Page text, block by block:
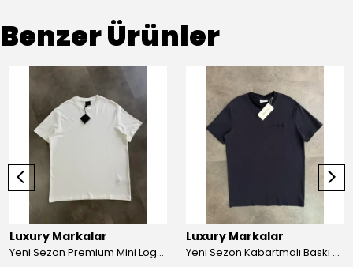
Benzer Ürünler
Luxury Markalar
Yeni Sezon Premium Mini Logo Basic-shirt
Luxury Markalar
Yeni Sezon Kabartmalı Baskı Essential T-shirt